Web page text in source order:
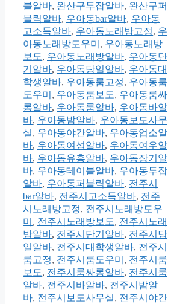
블알바, 완산구투잡알바, 완산구퍼
블릭알바, 우아동bar알바, 우아동
고소득알바, 우아동노래방고정, 우
아동노래방도우미 , 우아동노래방
보도, 우아동노래방알바, 우아동단
기알바, 우아동당일알바, 우아동대
학생알바, 우아동룸고정, 우아동룸
도우미 , 우아동룸보도, 우아동룸싸
롱알바, 우아동룸알바, 우아동바알
바, 우아동밤알바, 우아동보도사무
실, 우아동야간알바, 우아동업소알
바, 우아동여성알바, 우아동여우알
바, 우아동유흥알바, 우아동장기알
바, 우아동테이블알바, 우아동투잡
알바, 우아동퍼블릭알바, 전주시
bar알바, 전주시고소득알바, 전주
시노래방고정, 전주시노래방도우
미 , 전주시노래방보도, 전주시노래
방알바, 전주시단기알바, 전주시당
일알바, 전주시대학생알바, 전주시
룸고정, 전주시룸도우미 , 전주시룸
보도, 전주시룸싸롱알바, 전주시룸
알바, 전주시바알바, 전주시밤알
바, 전주시보도사무실, 전주시야간